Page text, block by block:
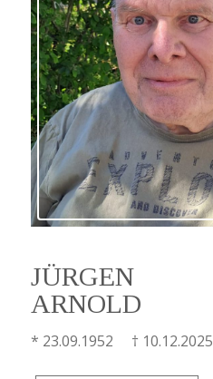
JÜRGEN
ARNOLD
* 23.09.1952 † 10.12.2025